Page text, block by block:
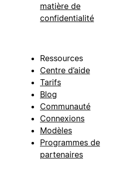
matière de
confidentialité
Ressources
Centre d’aide
Tarifs
Blog
Communauté
Connexions
Modèles
Programmes de
partenaires